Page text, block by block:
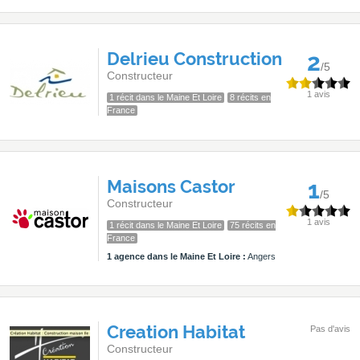
Delrieu Construction
Constructeur
1 récit dans le Maine Et Loire
8 récits en
France
2/5
1 avis
Maisons Castor
Constructeur
1 récit dans le Maine Et Loire
75 récits en
France
1 agence dans le Maine Et Loire : Angers
1/5
1 avis
Creation Habitat
Constructeur
Pas d'avis